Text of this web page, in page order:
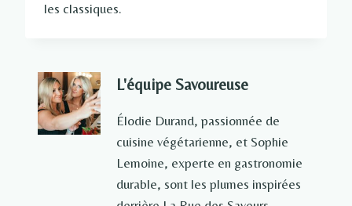
les classiques.
L'équipe Savoureuse
Élodie Durand, passionnée de
cuisine végétarienne, et Sophie
Lemoine, experte en gastronomie
durable, sont les plumes inspirées